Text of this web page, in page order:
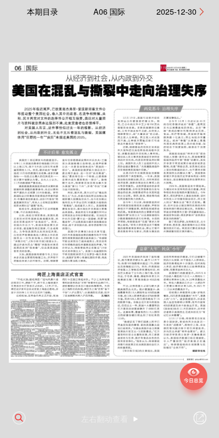
本期目录 A06 国际 2025-12-30